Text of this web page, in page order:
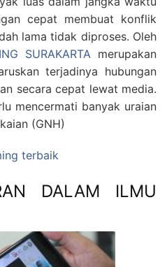
cepat membuat konflik
lama tidak diproses. Oleh
SURAKARTAmerupakan
terjadinya hubungan
secara cepat lewat media.
mencermati banyak uraian
(GNH)
terbaik
DALAM ILMU